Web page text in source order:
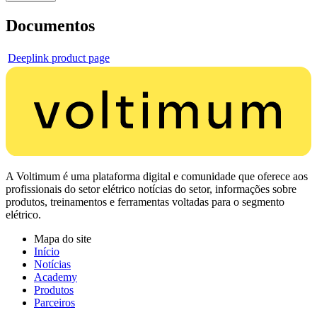
Documentos
Deeplink product page
A Voltimum é uma plataforma digital e comunidade que oferece aos
profissionais do setor elétrico notícias do setor, informações sobre
produtos, treinamentos e ferramentas voltadas para o segmento
elétrico.
Mapa do site
Início
Notícias
Academy
Produtos
Parceiros